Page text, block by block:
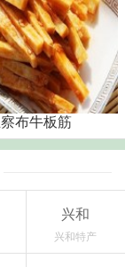
布牛板筋
兴和
兴和特产